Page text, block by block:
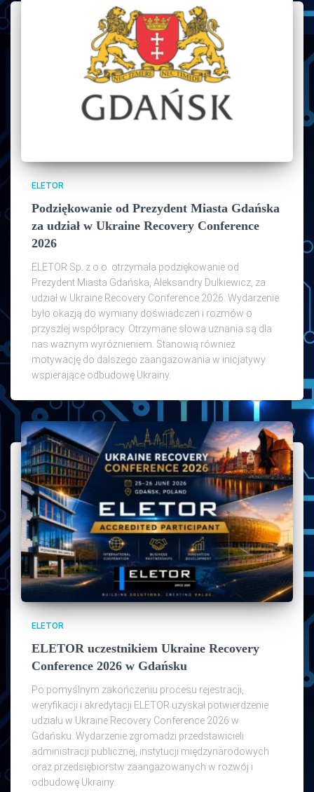
ELETOR
Podziękowanie od Prezydent Miasta Gdańska
za udział w Ukraine Recovery Conference
2026
ELETOR Sp. z o.o. otrzymała podziękowanie od
Prezydent Miasta Gdańska, Aleksandry Dulkiewicz, za
udział w Ukraine Recovery Conference 2026. Wydarzenie
było okazją do wymiany doświadczeń i rozmów o
przyszłej współpracy. Otrzymane słowa uznania są dla
nas ważnym wyróżnieniem. Stanowią również
motywację do dalszego zaangażowania w inicjatywy
wspierające odbudowę Ukrainy.
ELETOR
ELETOR uczestnikiem Ukraine Recovery
Conference 2026 w Gdańsku
Po pomyślnym zakończeniu procesu rejestracji,
weryfikacji i akredytacji ELETOR uzyskał potwierdzenie
udziału w Ukraine Recovery Conference 2026 w
Gdańsku. Wydarzenie zgromadzi przedstawicieli
administracji publicznej, instytucji międzynarodowych
oraz przedsiębiorstw zaangażowanych w rozwój i
odbudowę Ukrainy.